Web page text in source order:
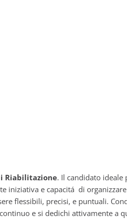
Riabilitazione. Il candidato ideale
iniziativa e capacitá di
flessibili, precisi, e puntuali.
e si dedichi attivamente a